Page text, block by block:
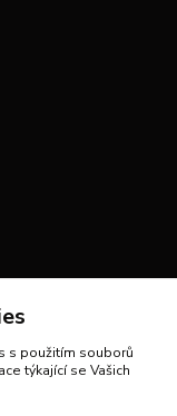
s použitím souborů
týkající se Vašich